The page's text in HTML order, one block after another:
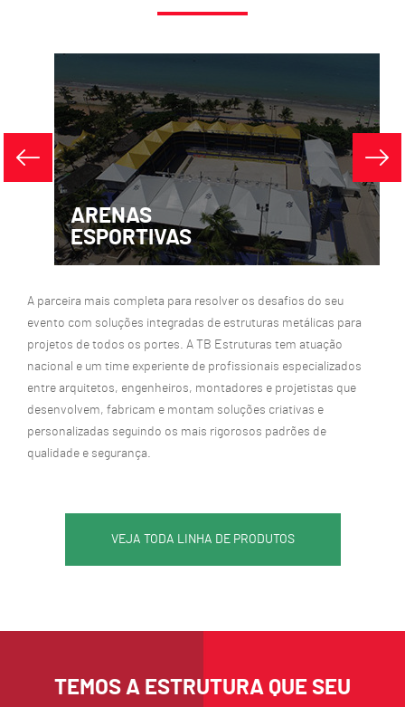
ARENAS
ESPORTIVAS
A parceira mais completa para resolver os desafios do seu
evento com soluções integradas de estruturas metálicas para
projetos de todos os portes. A TB Estruturas tem atuação
nacional e um time experiente de profissionais especializados
entre arquitetos, engenheiros, montadores e projetistas que
desenvolvem, fabricam e montam soluções criativas e
personalizadas seguindo os mais rigorosos padrões de
qualidade e segurança.
VEJA TODA LINHA DE PRODUTOS
TEMOS A ESTRUTURA QUE SEU